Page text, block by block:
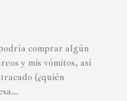
comprar algún
y mis vómitos, así
(¿quién